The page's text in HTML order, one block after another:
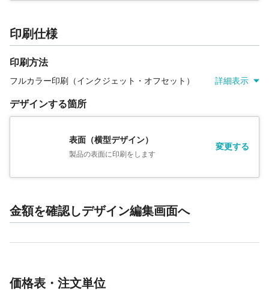
印刷仕様
印刷方法
フルカラー印刷（インクジェット・オフセット） 詳細表示
デザインする箇所
表面（横型デザイン）
製品の表面に印刷をします
変更する
金額を確認しデザイン編集画面へ
価格表・注文単位